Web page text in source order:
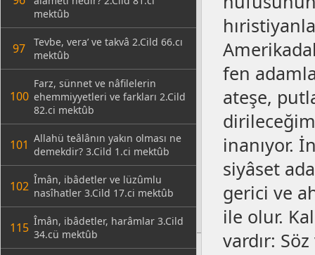
mektûb
97
Tevbe, vera’ ve takvâ 2.Cild 66.cı
mektûb
100
Farz, sünnet ve nâfilelerin
ehemmiyyetleri ve farkları 2.Cild
82.ci mektûb
101 Allahü teâlânın yakın olması ne
demekdir? 3.Cild 1.ci mektûb
102 Îmân, ibâdetler ve lüzûmlu
nasîhatler 3.Cild 17.ci mektûb
115 Îmân, ibâdetler, harâmlar 3.Cild
34.cü mektûb
fen
ateşe,
inanıyor.
siyâset
gerici ve
ile olur.
vardır: